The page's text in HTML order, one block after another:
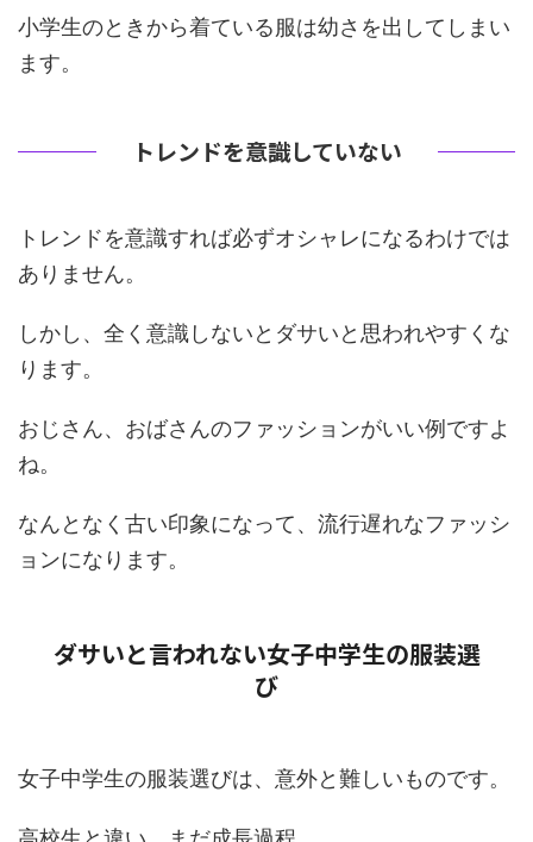
小学生のときから着ている服は幼さを出してしまい
ます。
トレンドを意識していない
トレンドを意識すれば必ずオシャレになるわけでは
ありません。
しかし、 全く意識しないとダサいと思われやすくな
ります。
おじさん、おばさんのファッションがいい例ですよ
ね。
なんとなく古い印象になって、流行遅れなファッシ
ョンになります。
ダサいと言われない女子中学生の服装選
び
女子中学生の服装選びは、意外と難しいものです。